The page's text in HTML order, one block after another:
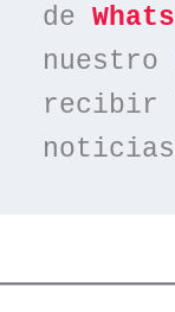
de
nuestro
recibir
noticias